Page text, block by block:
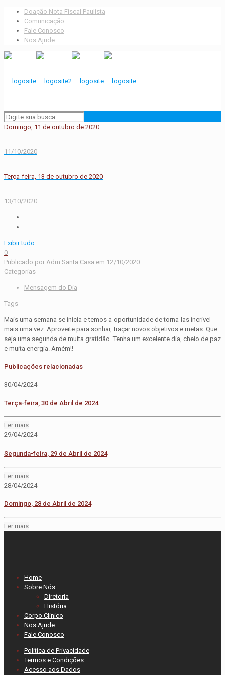
Doação Nota Fiscal Paulista
Comunicação
Fale Conosco
Nos Ajude
Domingo, 11 de outubro de 2020
11/10/2020
Terça-feira, 13 de outubro de 2020
13/10/2020
Exibir tudo
0
Publicado por Adm Santa Casa em 12/10/2020
Categorias
Mensagem do Dia
Tags
Mais uma semana se inicia e temos a oportunidade de torna-las incrível
mais uma vez. Aproveite para sonhar, traçar novos objetivos e metas. Que
seja uma segunda de muita gratidão. Tenha um excelente dia, cheio de paz
e muita energia. Amém!!
Publicações relacionadas
30/04/2024
Terça-feira, 30 de Abril de 2024
Ler mais
29/04/2024
Segunda-feira, 29 de Abril de 2024
Ler mais
28/04/2024
Domingo, 28 de Abril de 2024
Ler mais
Home
Sobre Nós
Diretoria
História
Corpo Clínico
Nos Ajude
Fale Conosco
Política de Privacidade
Termos e Condições
Acesso aos Dados